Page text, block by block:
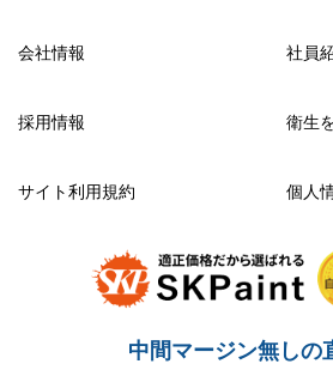
会社情報 社員
採用情報 衛生
サイト利用規約 個人
中間マージン無しの